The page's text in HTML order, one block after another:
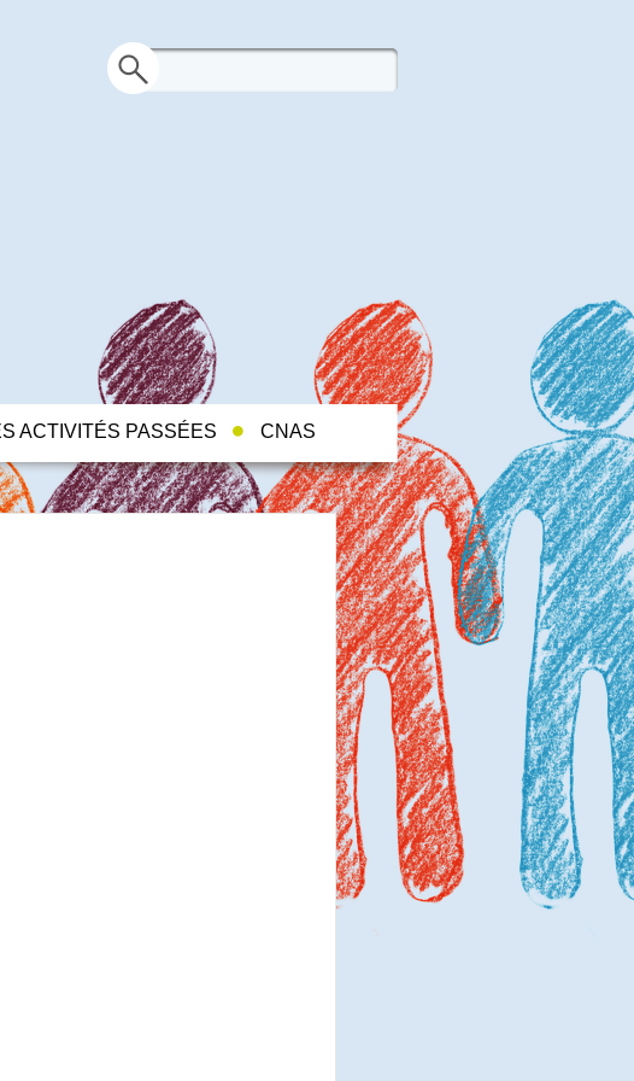
ACTIVITÉS PASSÉES CNAS